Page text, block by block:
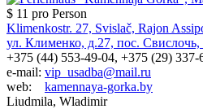
$ 11 pro Person
Klimenkostr. 27, Svislač, Rajon
ул. Клименко, д.27, пос.
+375 (44) 553-49-04, +375 (29) 337-
e-mail: vip_usadba@mail.ru
web: kamennaya-gorka.by
Liudmila, Wladimir